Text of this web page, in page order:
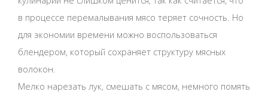
в процессе перемалывания мясо теряет сочность. Но
для экономии времени можно воспользоваться
блендером, который сохраняет структуру мясных
волокон.
Мелко нарезать лук, смешать с мясом, немного помять